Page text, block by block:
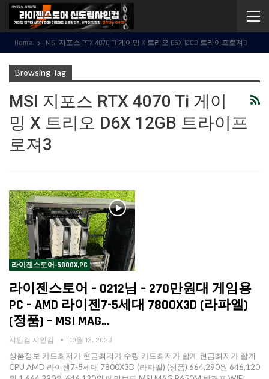
Home MSI 지포스 RTX 4070 Ti 게이밍 X 트리오 D6X 12GB 트라이프로져3
Browsing Tag
MSI 지포스 RTX 4070 Ti 게이
밍 X 트리오 D6X 12GB 트라이프
로져3
라이젠스토어-5800X,PC
라이젠스토어 – 0212님 – 270만원대 게임용
PC – AMD 라이젠7-5세대 7800X3D (라파엘)
(정품) – MSI MAG…
샤인컴 샤인컴 10월 12, 2023
상품정보 카드최저가 현금최저가 수량 카드최저가 합계 현금최저가 합계
CPU AMD 라이젠7-5세대 7800X3D (라파엘) (정품) 664,290원 646,120